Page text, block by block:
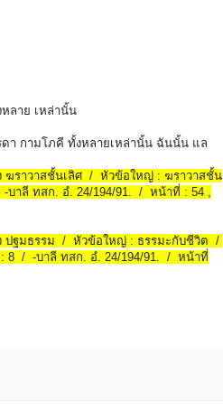
หลาย เหล่านั้น
า กามโภคี ทั้งหลายเหล่านั้น ฉันนั้น แล
ฆราวาสชั้นเลิศ / หัวข้อใหญ่ : ฆราวาสชั้น
ลี ทสก. อํ. 24/194/91. / หน้าที่ : 54 ,
ปฐมธรรม / หัวข้อใหญ่ : ธรรมะกับชีวิต /
8 / -บาลี ทสก. อํ. 24/194/91. / หน้าที่